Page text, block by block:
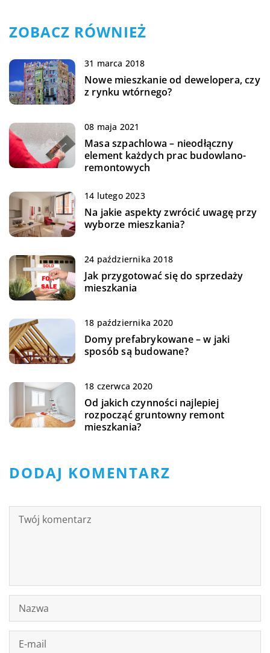
ZOBACZ RÓWNIEŻ
31 marca 2018
Nowe mieszkanie od dewelopera, czy
z rynku wtórnego?
08 maja 2021
Masa szpachlowa – nieodłączny
element każdych prac budowlano-
remontowych
14 lutego 2023
Na jakie aspekty zwrócić uwagę przy
wyborze mieszkania?
24 października 2018
Jak przygotować się do sprzedaży
mieszkania
18 października 2020
Domy prefabrykowane – w jaki
sposób są budowane?
18 czerwca 2020
Od jakich czynności najlepiej
rozpocząć gruntowny remont
mieszkania?
DODAJ KOMENTARZ